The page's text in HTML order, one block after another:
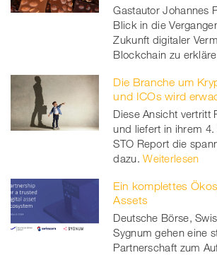
Gastautor Johannes
Blick in die
Zukunft digitaler
Blockchain zu
Die Branche um
und ICOs wird
Diese Ansicht vertritt
und liefert in ihrem
STO Report die
dazu. Weiterlesen
Ein komplettes
Assets
Deutsche Börse,
Sygnum gehen eine
Partnerschaft zum